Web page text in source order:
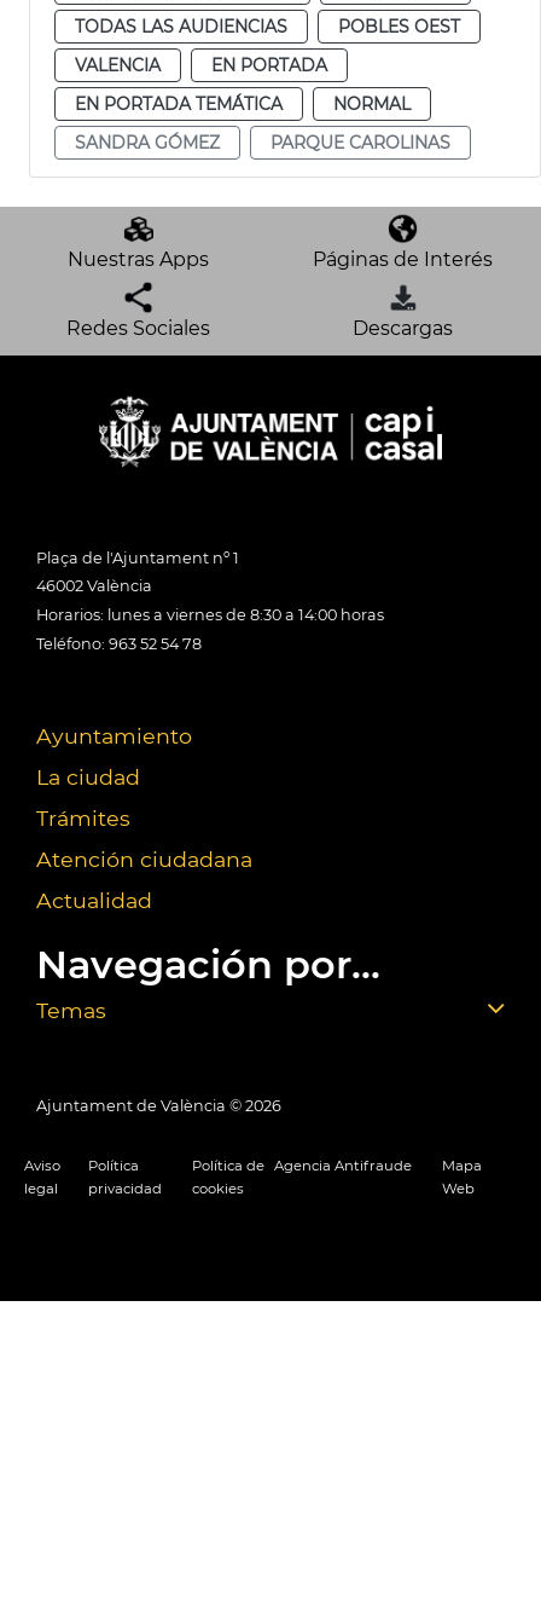
TODAS LAS AUDIENCIAS
POBLES OEST
VALENCIA
EN PORTADA
EN PORTADA TEMÁTICA
NORMAL
SANDRA GÓMEZ
PARQUE CAROLINAS
Nuestras Apps Páginas de Interés
Redes Sociales Descargas
Plaça de l'Ajuntament nº 1
46002 València
Horarios: lunes a viernes de 8:30 a 14:00 horas
Teléfono: 963 52 54 78
Ayuntamiento
La ciudad
Trámites
Atención ciudadana
Actualidad
Navegación por...
Temas
Ajuntament de València © 2026
Aviso
legal
Política
privacidad
Política de
cookies
Agencia Antifraude
Mapa
Web